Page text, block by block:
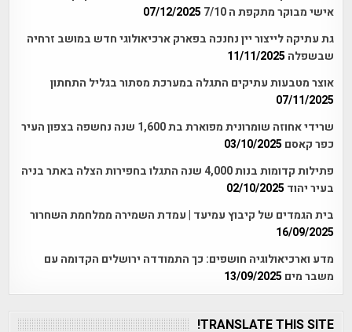
אישי מבוקר מתקפת ה 7/10
07/12/2025
גת עתיקה לייצור יין נחנכה בפארק ארכיאולוגי חדש במושב זרחיה
שבשפלה 11/11/2025
אוצר מטבעות עתיקים התגלה במערכת מסתור בגליל התחתון
07/11/2025
שרידי אחוזה שומרונית מפוארת בת 1,600 שנה נחשפה בצפון העיר
כפר קאסם 03/10/2025
פתילות קדומות בנות 4,000 שנה התגלו בחפירות הצלה באתר בניה
בעיר יהוד 02/10/2025
בית הגמדים של קיבוץ עמיעד | עמדת השמירה ממלחמת השחרור
16/09/2025
מדע וארכיאולוגיה חושפים: כך התמודדה ירושלים הקדומה עם
משבר מים 13/09/2025
TRANSLATE THIS SITE!